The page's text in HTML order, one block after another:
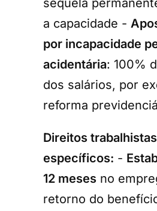
sequela
a capacidade -
por incapacidade
acidentária: 100%
dos salários, por
reforma
Direitos trabalhistas
específicos: -
12 meses no
retorno do